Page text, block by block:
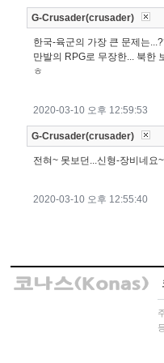
G-Crusader(crusader)
한국-육군의 가장 큰 문제는
만발의 RPG로 무장한... 북한
ㅎ
2020-03-10 오후 12:59:53
G-Crusader(crusader)
전혀~ 못보던...신형-장비네요
2020-03-10 오후 12:55:40